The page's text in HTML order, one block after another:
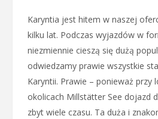
Karyntia jest hitem w naszej
kilku lat. Podczas wyjazdów w
niezmiennie cieszą się dużą
odwiedzamy prawie wszystkie
Karyntii. Prawie – ponieważ przy
okolicach Millstätter See dojazd
zbyt wiele czasu. Ta duża i